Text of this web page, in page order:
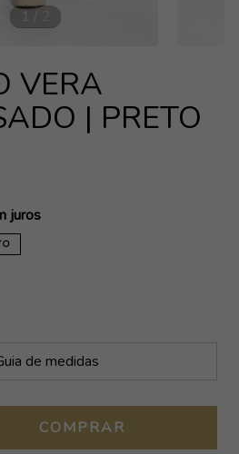
1/
VERA
| PRETO
juros
de medidas